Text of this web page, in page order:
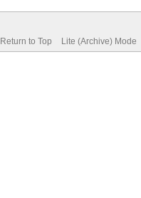
Return to Top Lite (Archive) Mode